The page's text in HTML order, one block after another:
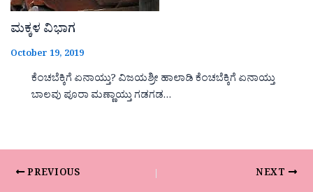
ಮಕ್ಕಳ ವಿಭಾಗ
October 19, 2019
ಕೆಂಚಬೆಕ್ಕಿಗೆ ಏನಾಯ್ತು? ವಿಜಯಶ್ರೀ ಹಾಲಾಡಿ ಕೆಂಚಬೆಕ್ಕಿಗೆ ಏನಾಯ್ತು
ಬಾಲವು ಪೂರಾ ಮಣ್ಣಾಯ್ತು ಗಡಗಡ…
PREVIOUS NEXT